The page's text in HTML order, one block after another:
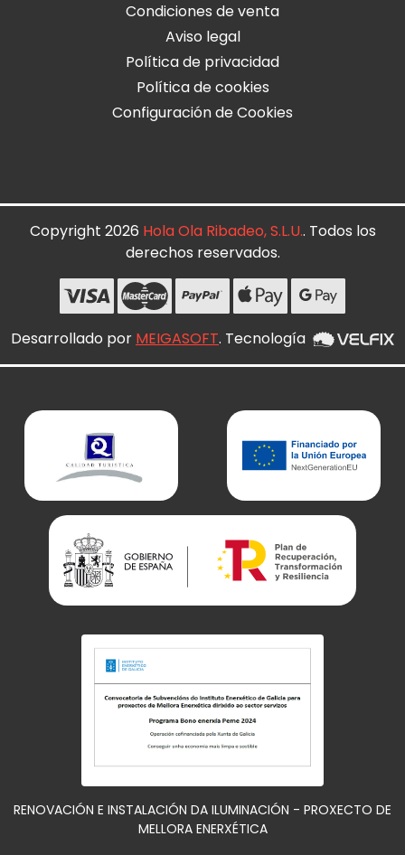
Condiciones de venta
Aviso legal
Política de privacidad
Política de cookies
Configuración de Cookies
Copyright 2026 Hola Ola Ribadeo, S.L.U.. Todos los
derechos reservados.
Desarrollado por MEIGASOFT. Tecnología
RENOVACIÓN E INSTALACIÓN DA ILUMINACIÓN - PROXECTO DE
MELLORA ENERXÉTICA